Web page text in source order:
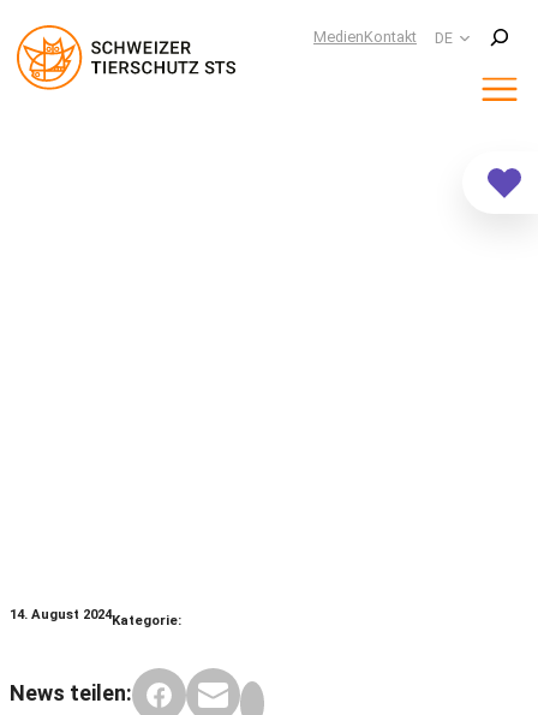
MedienKontakt DE
Suchen
14. August 2024Kategorie:
News teilen: